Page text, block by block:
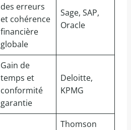
des erreurs
et cohérence
financière
globale
Sage, SAP,
Oracle
Gain de
temps et
conformité
garantie
Deloitte,
KPMG
Thomson